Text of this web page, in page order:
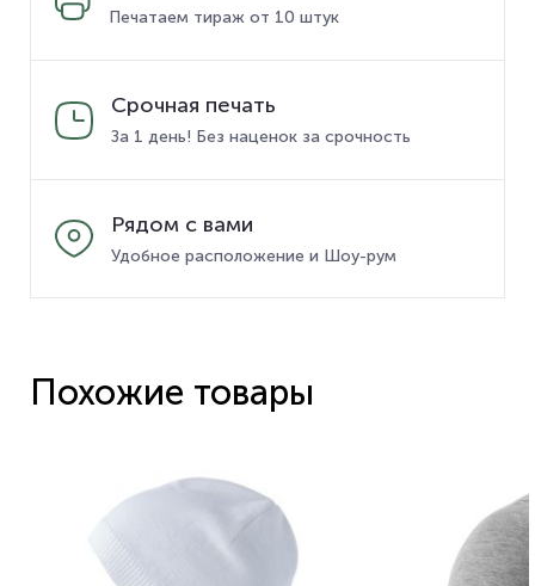
Печатаем тираж от 10 штук
Срочная печать
За 1 день! Без наценок за срочность
Рядом с вами
Удобное расположение и Шоу-рум
Похожие товары